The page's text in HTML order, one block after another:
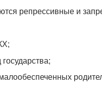
репрессивные и